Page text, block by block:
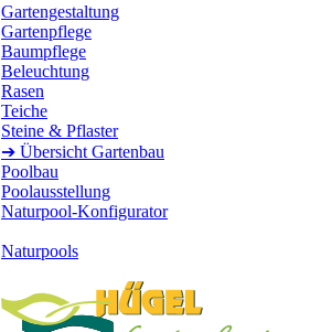
Gartengestaltung
Gartenpflege
Baumpflege
Beleuchtung
Rasen
Teiche
Steine & Pflaster
➔ Übersicht Gartenbau
Poolbau
Poolausstellung
Naturpool-Konfigurator
Naturpools